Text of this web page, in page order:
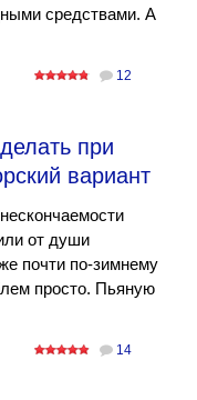
средствами. А
12
при
вариант
от души
почти по-зимнему
просто. Пьяную
14